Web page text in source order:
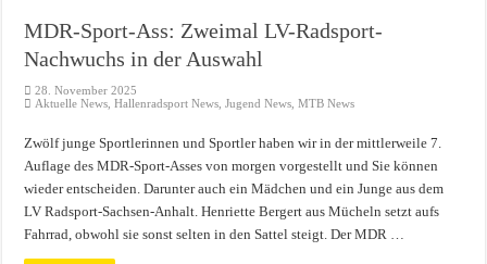
MDR-Sport-Ass: Zweimal LV-Radsport-
Nachwuchs in der Auswahl
28. November 2025
Aktuelle News ,Hallenradsport News ,Jugend News ,MTB News
Zwölf junge Sportlerinnen und Sportler haben wir in der mittlerweile 7.
Auflage des MDR-Sport-Asses von morgen vorgestellt und Sie können
wieder entscheiden. Darunter auch ein Mädchen und ein Junge aus dem
LV Radsport-Sachsen-Anhalt. Henriette Bergert aus Mücheln setzt aufs
Fahrrad, obwohl sie sonst selten in den Sattel steigt. Der MDR …